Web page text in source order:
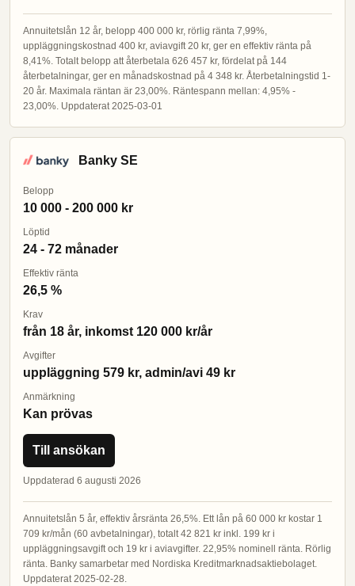
Annuitetslån 12 år, belopp 400 000 kr, rörlig ränta 7,99%,
uppläggningskostnad 400 kr, aviavgift 20 kr, ger en effektiv ränta på
8,41%. Totalt belopp att återbetala 626 457 kr, fördelat på 144
återbetalningar, ger en månadskostnad på 4 348 kr. Återbetalningstid 1-
20 år. Maximala räntan är 23,00%. Räntespann mellan: 4,95% -
23,00%. Uppdaterat 2025-03-01
Banky SE
Belopp
10 000 - 200 000 kr
Löptid
24 - 72 månader
Effektiv ränta
26,5 %
Krav
från 18 år, inkomst 120 000 kr/år
Avgifter
uppläggning 579 kr, admin/avi 49 kr
Anmärkning
Kan prövas
Till ansökan
Uppdaterad 6 augusti 2026
Annuitetslån 5 år, effektiv årsränta 26,5%. Ett lån på 60 000 kr kostar 1
709 kr/mån (60 avbetalningar), totalt 42 821 kr inkl. 199 kr i
uppläggningsavgift och 19 kr i aviavgifter. 22,95% nominell ränta. Rörlig
ränta. Banky samarbetar med Nordiska Kreditmarknadsaktiebolaget.
Uppdaterat 2025-02-28.